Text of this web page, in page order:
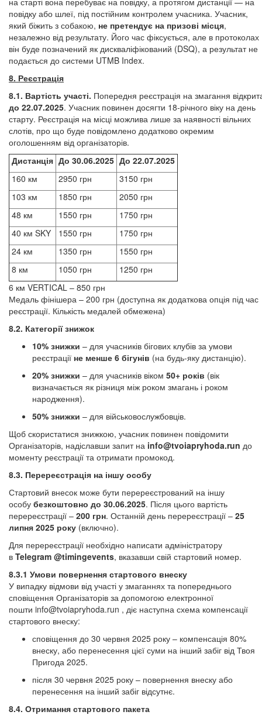
повідку або шлеї, під постійним контролем учасника. Учасник,
який біжить з собакою, не претендує на призові місця,
незалежно від результату. Його час фіксується, але в протоколах
він буде позначений як дискваліфікований (DSQ), а результат не
подається до системи UTMB Index.
8. Реєстрація
8.1. Вартість участі. Попередня реєстрація на змагання
до 22.07.2025. Учасник повинен досягти 18-річного віку на день
старту. Реєстрація на місці можлива лише за наявності вільних
слотів, про що буде повідомлено додатково окремим
оголошенням від організаторів.
Дистанція До 30.06.2025 До 22.07.2025
160 км
2950 грн
3150 грн
103 км
1850 грн
2050 грн
48 км
1550 грн
1750 грн
40 км SKY
1550 грн
1750 грн
24 км
1350 грн
1550 грн
8 км
1050 грн
1250 грн
6 км VERTICAL – 850 грн
Медаль фінішера – 200 грн (доступна як додаткова опція під час
реєстрації. Кількість медалей обмежена)
8.2. Категорії знижок
10% знижки – для учасників бігових клубів за умови
реєстрації не менше 6 бігунів (на будь-яку дистанцію).
20% знижки – для учасників віком 50+ років (вік
визначається як різниця між роком змагань і роком
народження).
50% знижки – для військовослужбовців.
Щоб скористатися знижкою, учасник повинен повідомити
Організаторів, надіславши запит на info@tvoiapryhoda.run до
моменту реєстрації та отримати промокод.
8.3. Перереєстрація на іншу особу
Стартовий внесок може бути перереєстрований на іншу
особу безкоштовно до 30.06.2025. Після цього вартість
перереєстрації – 200 грн. Останній день перереєстрації – 25
липня 2025 року (включно).
Для перереєстрації необхідно написати адміністратору
в Telegram @timingevents, вказавши свій стартовий номер.
8.3.1 Умови повернення стартового внеску
У випадку відмови від участі у змаганнях та попереднього
сповіщення Організаторів за допомогою електронної
пошти info@tvoiapryhoda.run , діє наступна схема компенсації
стартового внеску:
сповіщення до 30 червня 2025 року – компенсація 80%
внеску, або перенесення цієї суми на інший забіг від Твоя
Пригода 2025.
після 30 червня 2025 року – повернення внеску або
перенесення на інший забіг відсутнє.
8.4. Отримання стартового пакета